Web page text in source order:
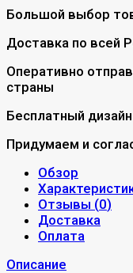
Большой выбор
Доставка по всей
Оперативно
страны
Бесплатный дизайн
Придумаем и
Обзор
Отзывы (0)
Доставка
Оплата
Описание